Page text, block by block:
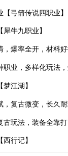
弓箭传说四职业】
牛九职业】
江湖】
古玩法，装备全靠打
行记】